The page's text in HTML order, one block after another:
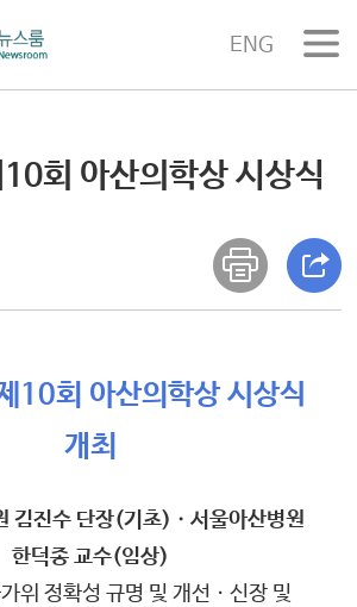
ENG
회 아산의학상 시상식
10회 아산의학상 시상식
개최
김진수 단장(기초)ㆍ서울아산병원
한덕종 교수(임상)
위 정확성 규명 및 개선ㆍ신장 및